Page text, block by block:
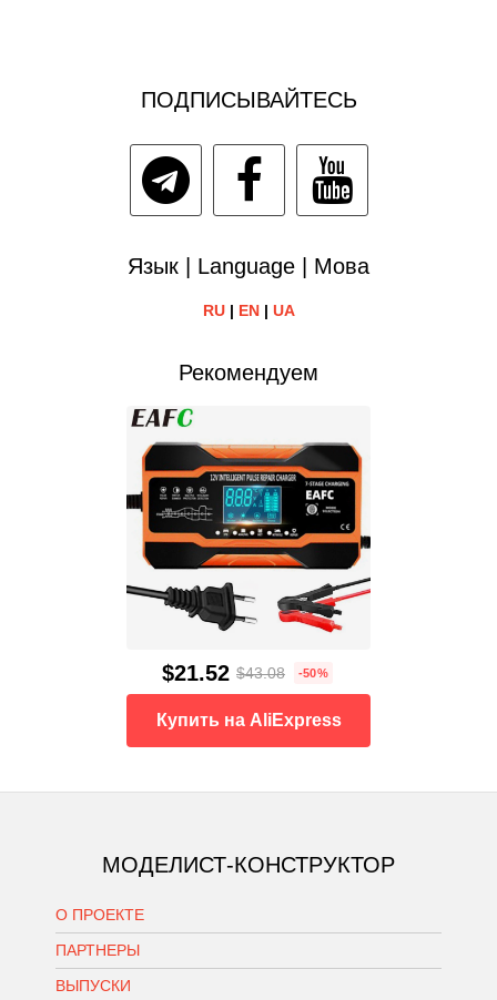
ПОДПИСЫВАЙТЕСЬ
Язык | Language | Мова
RU| EN| UA
Рекомендуем
$21.52 $43.08 -50%
Купить на AliExpress
МОДЕЛИСТ-КОНСТРУКТОР
О ПРОЕКТЕ
ПАРТНЕРЫ
ВЫПУСКИ